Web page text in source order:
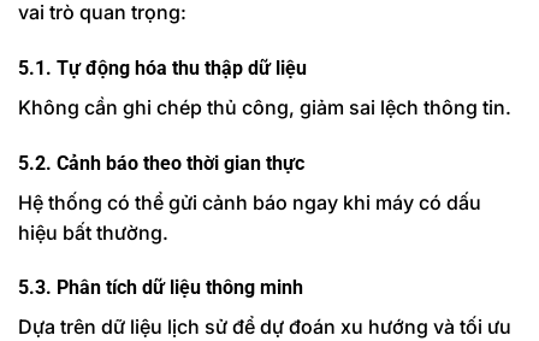
vai trò quan trọng:
5.1. Tự động hóa thu thập dữ liệu
Không cần ghi chép thủ công, giảm sai lệch thông tin.
5.2. Cảnh báo theo thời gian thực
Hệ thống có thể gửi cảnh báo ngay khi máy có dấu
hiệu bất thường.
5.3. Phân tích dữ liệu thông minh
Dựa trên dữ liệu lịch sử để dự đoán xu hướng và tối ưu